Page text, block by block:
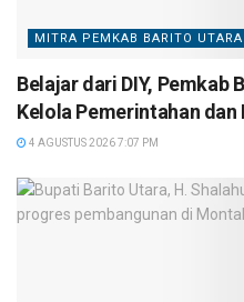
MITRA PEMKAB BARITO UTARA
Belajar dari DIY, Pemkab
Kelola Pemerintahan dan
4 AGUSTUS 2026 7:07 PM